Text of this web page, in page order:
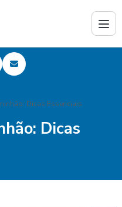
Dicas Essenciais
Dicas